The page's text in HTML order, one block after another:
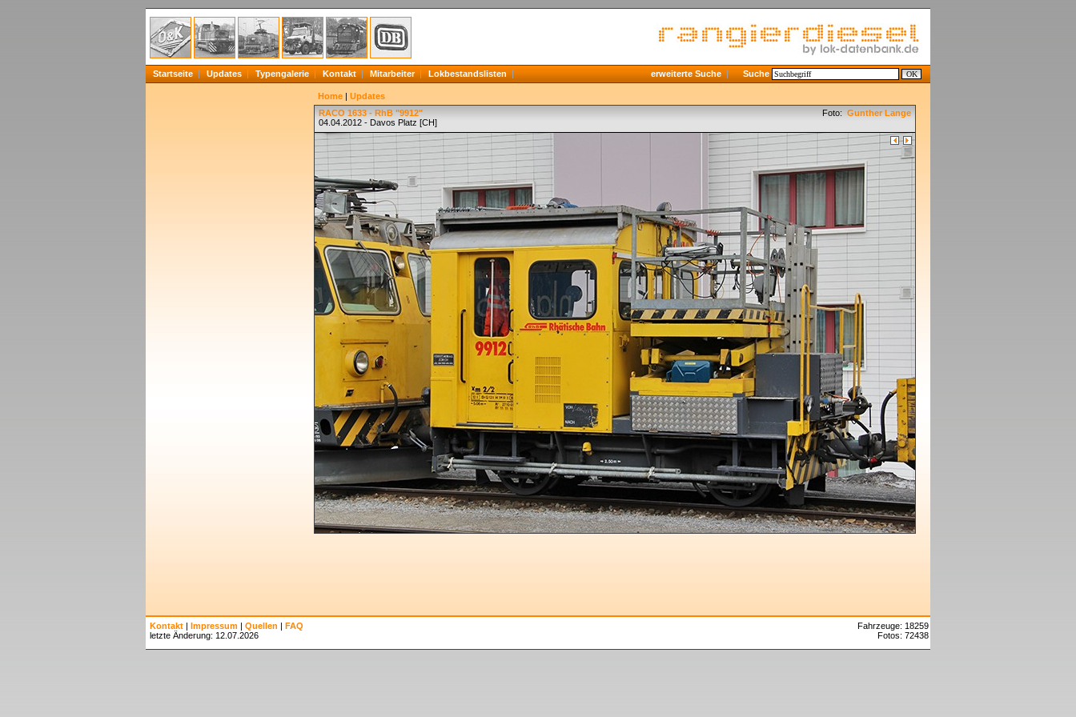
Startseite Updates Typengalerie Kontakt Mitarbeiter Lokbestandslisten erweiterte Suche Suche
Home | Updates
RACO 1633 - RhB "9912"
04.04.2012 - Davos Platz [CH]
Foto: Gunther Lange
Kontakt | Impressum | Quellen | FAQ
letzte Änderung: 12.07.2026
Fahrzeuge: 18259
Fotos: 72438